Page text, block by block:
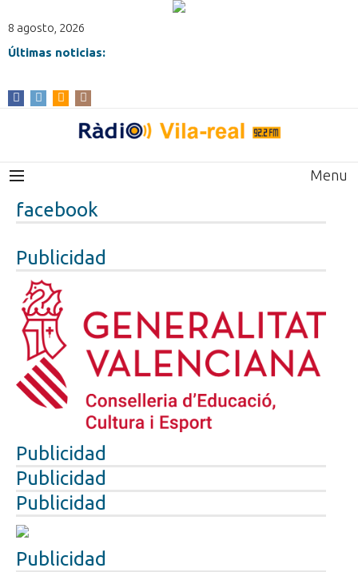
8 agosto, 2026
Últimas noticias:
Menu
facebook
Publicidad
Publicidad
Publicidad
Publicidad
Publicidad